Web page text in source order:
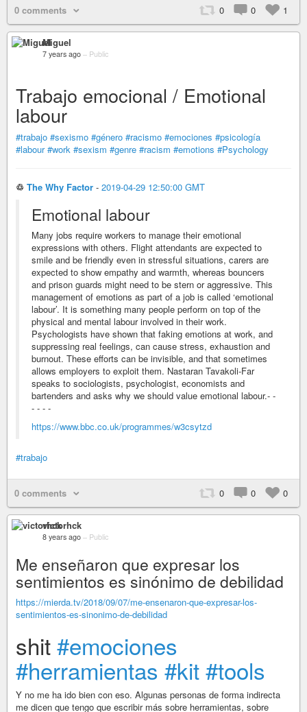
0 comments 0 0 1
Miguel
7 years ago – Public
Trabajo emocional / Emotional
labour
#trabajo #sexismo #género #racismo #emociones #psicología
#labour #work #sexism #genre #racism #emotions #Psychology
♲ The Why Factor - 2019-04-29 12:50:00 GMT
Emotional labour
Many jobs require workers to manage their emotional
expressions with others. Flight attendants are expected to
smile and be friendly even in stressful situations, carers are
expected to show empathy and warmth, whereas bouncers
and prison guards might need to be stern or aggressive. This
management of emotions as part of a job is called ‘emotional
labour’. It is something many people perform on top of the
physical and mental labour involved in their work.
Psychologists have shown that faking emotions at work, and
suppressing real feelings, can cause stress, exhaustion and
burnout. These efforts can be invisible, and that sometimes
allows employers to exploit them. Nastaran Tavakoli-Far
speaks to sociologists, psychologist, economists and
bartenders and asks why we should value emotional labour.- -
- - - -
https://www.bbc.co.uk/programmes/w3csytzd
#trabajo
0 comments 0 0 0
victorhck
8 years ago – Public
Me enseñaron que expresar los
sentimientos es sinónimo de debilidad
https://mierda.tv/2018/09/07/me-ensenaron-que-expresar-los-
sentimientos-es-sinonimo-de-debilidad
shit#emociones
#herramientas #kit#tools
Y no me ha ido bien con eso. Algunas personas de forma indirecta
me dicen que tengo que escribir más sobre herramientas, sobre